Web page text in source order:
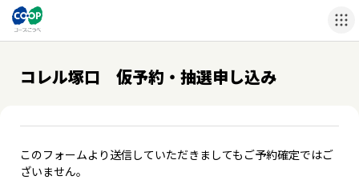
コレル塚口 仮予約・抽選申し込み
このフォームより送信していただきましてもご予約確定ではご
ざいません。